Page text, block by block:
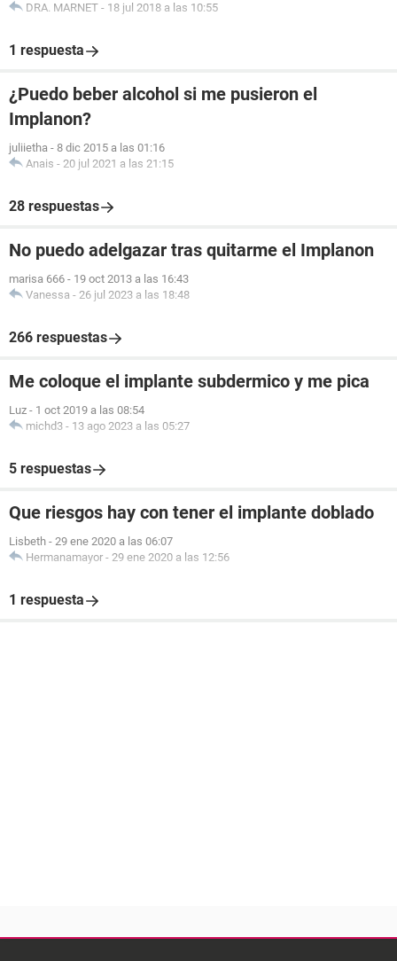
DRA. MARNET - 18 jul 2018 a las 10:55
1 respuesta
¿Puedo beber alcohol si me pusieron el
Implanon?
juliietha - 8 dic 2015 a las 01:16
Anais - 20 jul 2021 a las 21:15
28 respuestas
No puedo adelgazar tras quitarme el Implanon
marisa 666 - 19 oct 2013 a las 16:43
Vanessa - 26 jul 2023 a las 18:48
266 respuestas
Me coloque el implante subdermico y me pica
Luz - 1 oct 2019 a las 08:54
michd3 - 13 ago 2023 a las 05:27
5 respuestas
Que riesgos hay con tener el implante doblado
Lisbeth - 29 ene 2020 a las 06:07
Hermanamayor - 29 ene 2020 a las 12:56
1 respuesta